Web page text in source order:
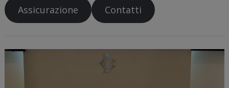
Assicurazione Contatti